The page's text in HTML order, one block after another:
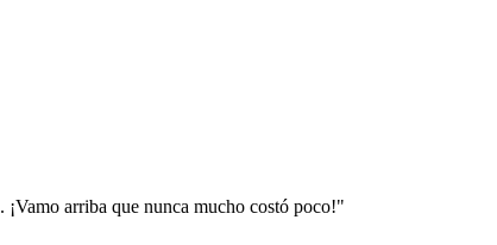
arriba que nunca mucho costó poco!"